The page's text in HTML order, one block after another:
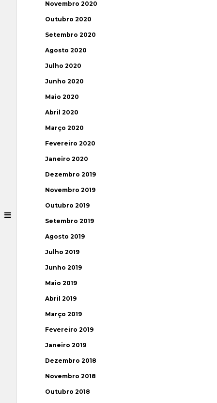
Novembro 2020
Outubro 2020
Setembro 2020
Agosto 2020
Julho 2020
Junho 2020
Maio 2020
Abril 2020
Março 2020
Fevereiro 2020
Janeiro 2020
Dezembro 2019
Novembro 2019
Outubro 2019
Setembro 2019
Agosto 2019
Julho 2019
Junho 2019
Maio 2019
Abril 2019
Março 2019
Fevereiro 2019
Janeiro 2019
Dezembro 2018
Novembro 2018
Outubro 2018